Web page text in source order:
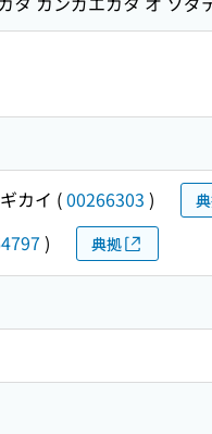
カイ (00266303 )
) 典拠